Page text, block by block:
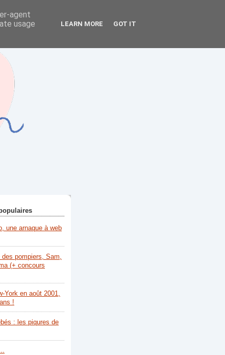
une arnaque à web
pompiers, Sam,
(+ concours
York en août 2001,
!
: les piqures de
agent
usage
LEARN MORE GOT IT